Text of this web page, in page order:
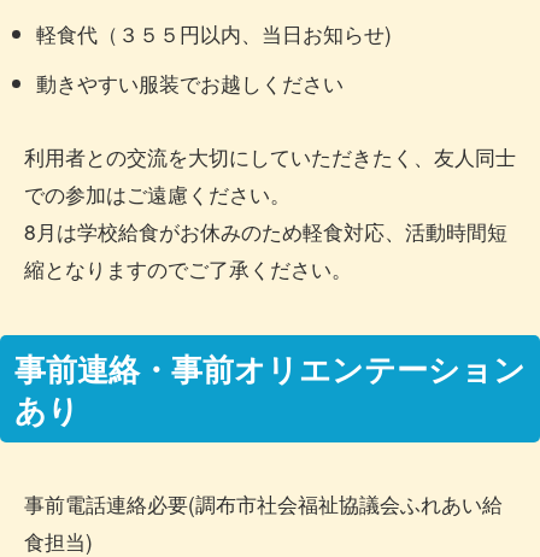
軽食代（３５５円以内、当日お知らせ)
動きやすい服装でお越しください
利用者との交流を大切にしていただきたく、友人同士
での参加はご遠慮ください。
8月は学校給食がお休みのため軽食対応、活動時間短
縮となりますのでご了承ください。
事前連絡・事前オリエンテーション
あり
事前電話連絡必要(調布市社会福祉協議会ふれあい給
食担当)